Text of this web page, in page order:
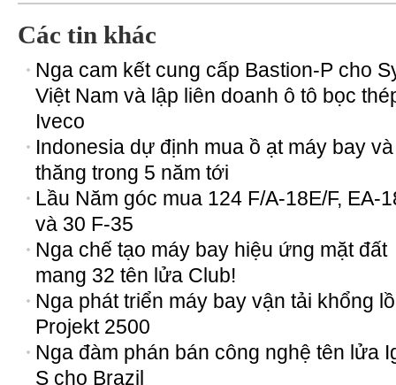
Các tin khác
Nga cam kết cung cấp Bastion-P cho
Việt Nam và lập liên doanh ô tô bọc
Iveco
Indonesia dự định mua ồ ạt máy bay
thăng trong 5 năm tới
Lầu Năm góc mua 124 F/A-18E/F, EA-
và 30 F-35
Nga chế tạo máy bay hiệu ứng mặt đất
mang 32 tên lửa Club!
Nga phát triển máy bay vận tải khổng lồ
Projekt 2500
Nga đàm phán bán công nghệ tên lửa
S cho Brazil